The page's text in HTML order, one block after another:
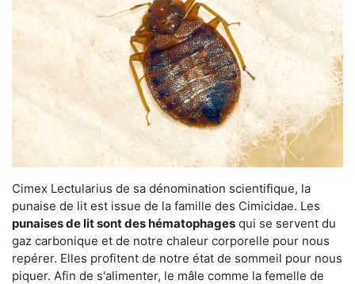
Cimex Lectularius de sa dénomination scientifique, la
punaise de lit est issue de la famille des Cimicidae. Les
punaises de lit sont des hématophages qui se servent du
gaz carbonique et de notre chaleur corporelle pour nous
repérer. Elles profitent de notre état de sommeil pour nous
piquer. Afin de s'alimenter, le mâle comme la femelle de